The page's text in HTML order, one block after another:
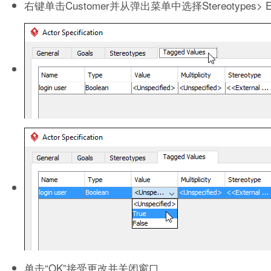
右键单击Customer并从弹出菜单中选择Stereotypes>
单击“OK”接受更改并关闭窗口。